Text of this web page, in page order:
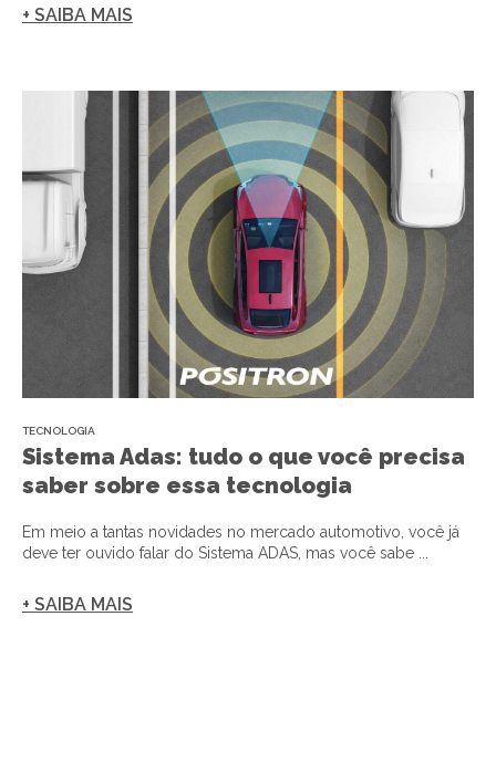
+ SAIBA MAIS
TECNOLOGIA
Sistema Adas: tudo o que você precisa
saber sobre essa tecnologia
Em meio a tantas novidades no mercado automotivo, você já
deve ter ouvido falar do Sistema ADAS, mas você sabe ...
+ SAIBA MAIS